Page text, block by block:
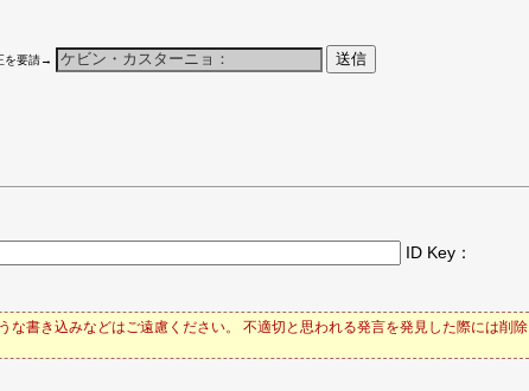
を要請→
ID Key：
な書き込みなどはご遠慮ください。 不適切と思われる発言を発見した際には削除